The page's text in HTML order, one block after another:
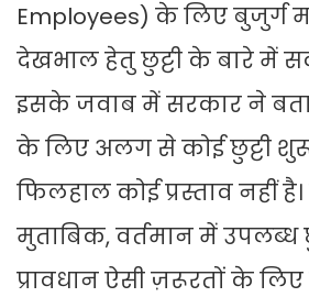
Employees) के लिए बुजुर्ग
देखभाल हेतु छुट्टी के बारे में
इसके जवाब में सरकार ने
के लिए अलग से कोई छुट्टी
फिलहाल कोई प्रस्ताव नहीं
मुताबिक, वर्तमान में उपलब्ध
प्रावधान ऐसी ज़रूरतों के लिए